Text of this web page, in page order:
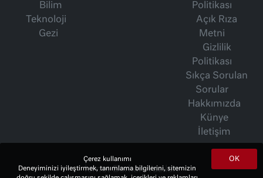
Bilim
Teknoloji
Gezi
Politikası
Açık Rıza
Metni
Gizlilik
Politikası
Sıkça Sorulan
Sorular
Hakkımızda
Künye
İletişim
İsmet Berkan Yazıları
OK
Çerez kullanımı
Deneyiminizi iyileştirmek, tanımlama bilgilerini, sitemizin